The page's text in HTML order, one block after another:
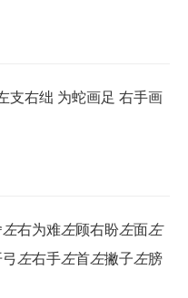
支右绌 为蛇画足 右手画
左右为难左顾右盼左面左
左右手左首左撇子左膀